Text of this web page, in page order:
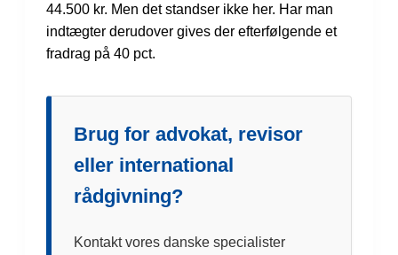
44.500 kr. Men det standser ikke her. Har man
indtægter derudover gives der efterfølgende et
fradrag på 40 pct.
Brug for advokat, revisor
eller international
rådgivning?
Kontakt vores danske specialister